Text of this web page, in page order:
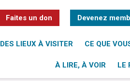
Faites un don Devenez
DES LIEUX À VISITER CE QUE
À LIRE, À VOIR LE